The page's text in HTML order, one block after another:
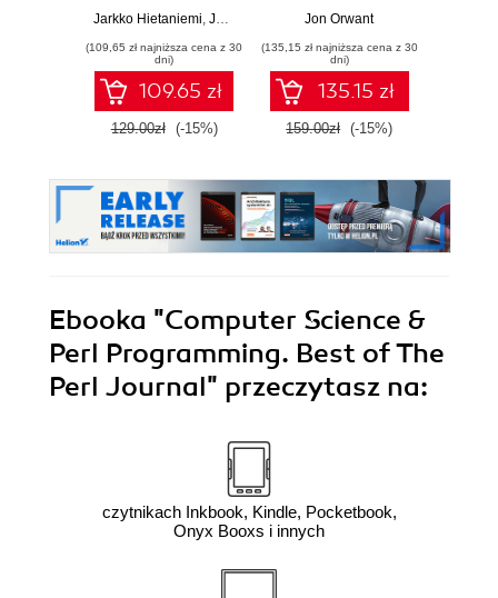
Through Computer
Jarkko Hietaniemi, John Macdonald ,Jon Orwant
(109,65 zł najniższa cena z 30
dni)
109.65 zł
129.00zł (-15%)
Jon Orwant
(135,15 zł najniższa cena z 30
dni)
135.15 zł
159.00zł (-15%)
Ebooka "Computer Science &
Perl Programming. Best of The
Perl Journal" przeczytasz na:
czytnikach Inkbook, Kindle, Pocketbook,
Onyx Booxs i innych